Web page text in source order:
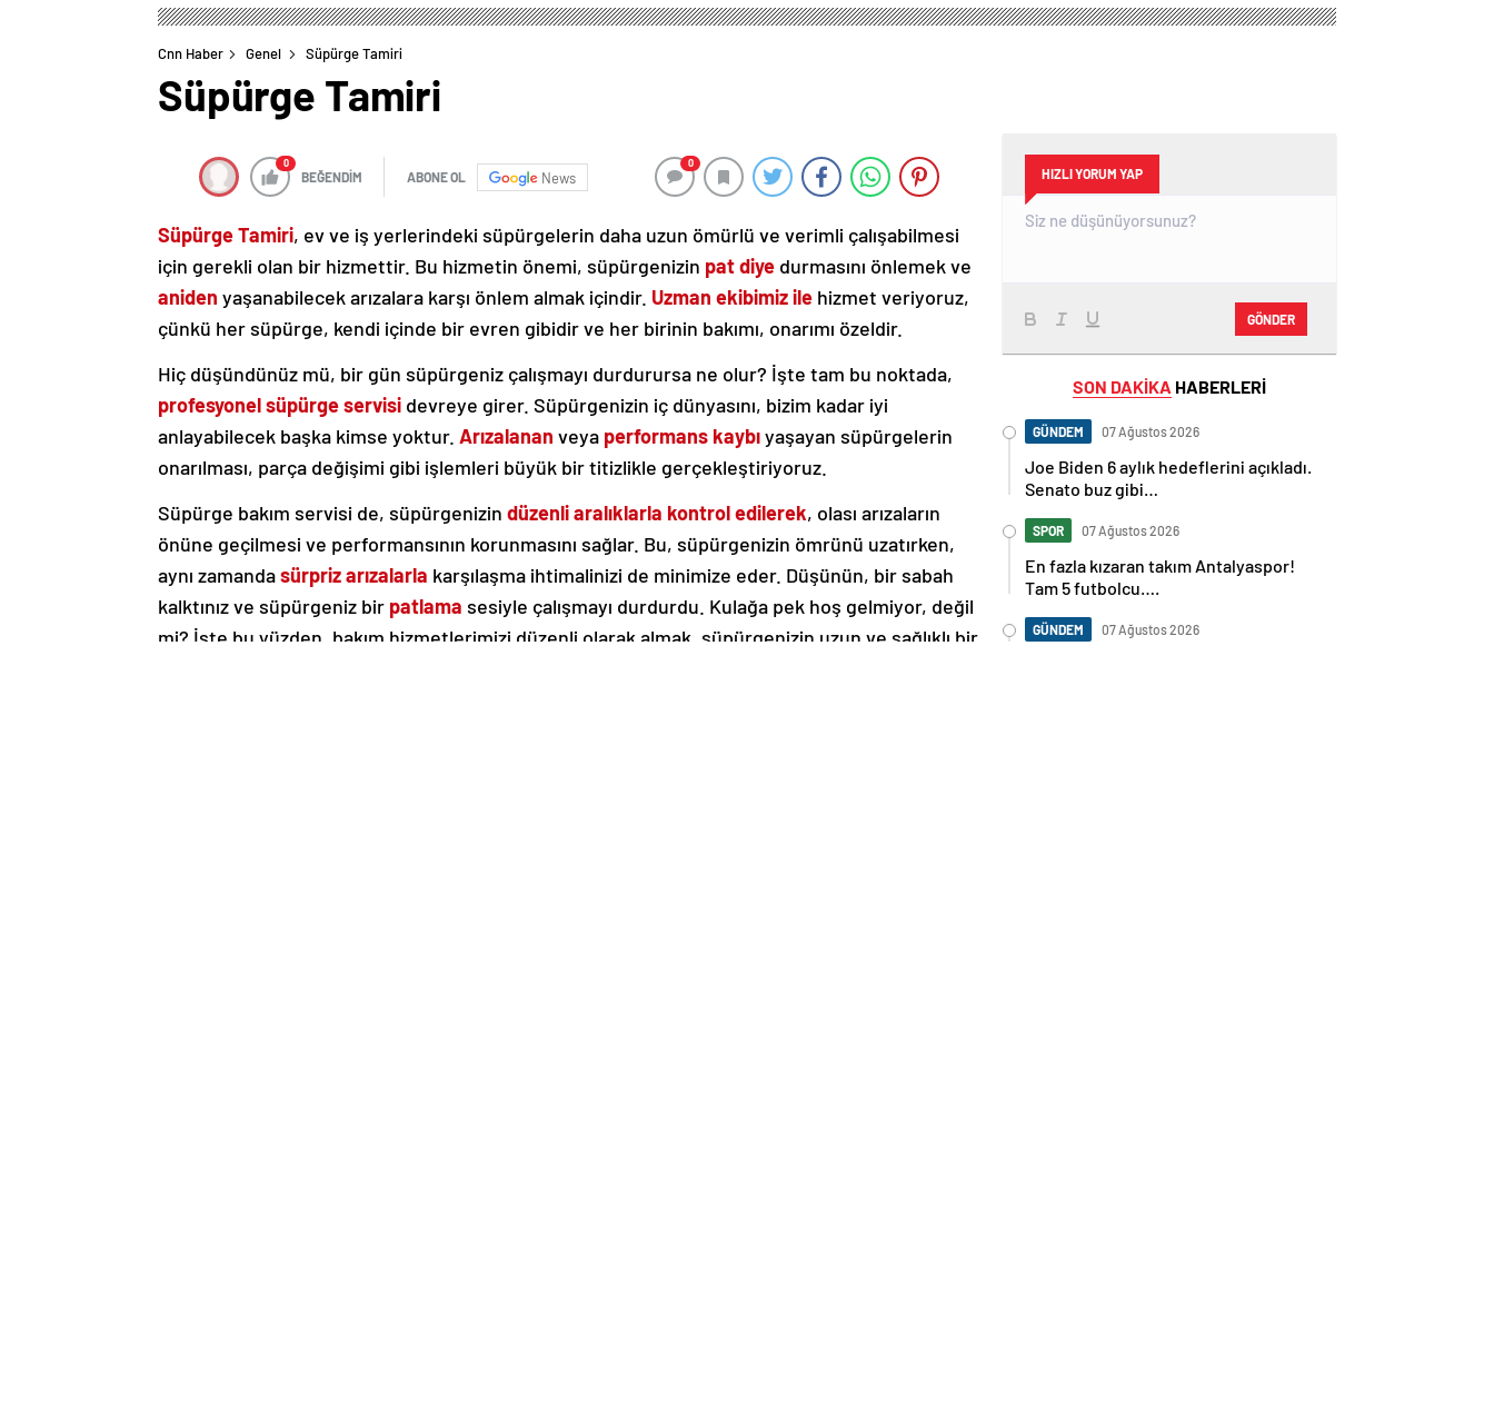
Cnn Haber Genel Süpürge Tamiri
Süpürge Tamiri
0
BEĞENDİM ABONE OL News
0
Süpürge Tamiri, ev ve iş yerlerindeki süpürgelerin daha uzun ömürlü ve verimli çalışabilmesi
için gerekli olan bir hizmettir. Bu hizmetin önemi, süpürgenizin pat diye durmasını önlemek ve
aniden yaşanabilecek arızalara karşı önlem almak içindir. Uzman ekibimiz ile hizmet veriyoruz,
çünkü her süpürge, kendi içinde bir evren gibidir ve her birinin bakımı, onarımı özeldir.
Hiç düşündünüz mü, bir gün süpürgeniz çalışmayı durdurursa ne olur? İşte tam bu noktada,
profesyonel süpürge servisi devreye girer. Süpürgenizin iç dünyasını, bizim kadar iyi
anlayabilecek başka kimse yoktur. Arızalanan veya performans kaybıyaşayan süpürgelerin
onarılması, parça değişimi gibi işlemleri büyük bir titizlikle gerçekleştiriyoruz.
Süpürge bakım servisi de, süpürgenizin düzenli aralıklarla kontrol edilerek, olası arızaların
önüne geçilmesi ve performansının korunmasını sağlar. Bu, süpürgenizin ömrünü uzatırken,
aynı zamandasürpriz arızalarla karşılaşma ihtimalinizi de minimize eder. Düşünün, bir sabah
kalktınız ve süpürgeniz bir patlama sesiyle çalışmayı durdurdu. Kulağa pek hoş gelmiyor, değil
mi? İşte bu yüzden, bakım hizmetlerimizi düzenli olarak almak, süpürgenizin uzun ve sağlıklı bir
HIZLI YORUM YAP
GÖNDER
SON DAKİKA HABERLERİ
GÜNDEM 07 Ağustos 2026
Joe Biden 6 aylık hedeflerini açıkladı.
Senato buz gibi…
SPOR 07 Ağustos 2026
En fazla kızaran takım Antalyaspor!
Tam 5 futbolcu….
GÜNDEM 07 Ağustos 2026